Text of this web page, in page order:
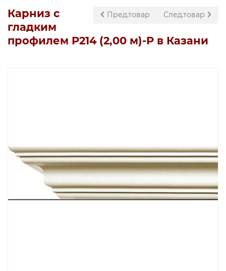
Пред.товар След.товар
Карниз с
гладким
профилем P214 (2,00 м)-P в Казани